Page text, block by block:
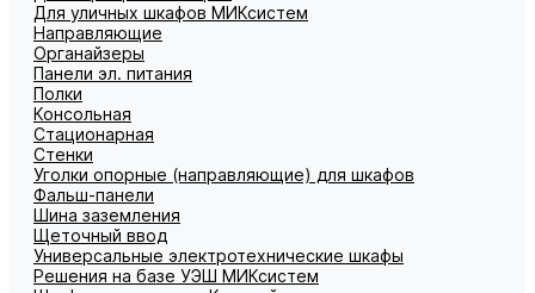
Для уличных шкафов МИКсистем
Направляющие
Органайзеры
Панели эл. питания
Полки
Консольная
Стационарная
Стенки
Уголки опорные (направляющие) для шкафов
Фальш-панели
Шина заземления
Щеточный ввод
Универсальные электротехнические шкафы
Решения на базе УЭШ МИКсистем